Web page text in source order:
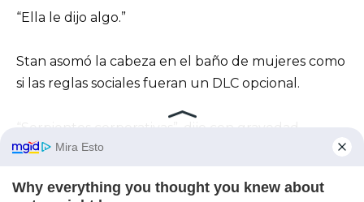
“Ella le dijo algo.”
Stan asomó la cabeza en el baño de mujeres como
si las reglas sociales fueran un DLC opcional.
“hacen exactamente esto.
Siembran duda.